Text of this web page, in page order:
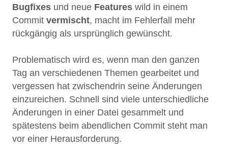
Bugfixes und neue Features wild in einem
Commit vermischt, macht im Fehlerfall mehr
rückgängig als ursprünglich gewünscht.
Problematisch wird es, wenn man den ganzen
Tag an verschiedenen Themen gearbeitet und
vergessen hat zwischendrin seine Änderungen
einzureichen. Schnell sind viele unterschiedliche
Änderungen in einer Datei gesammelt und
spätestens beim abendlichen Commit steht man
vor einer Herausforderung.